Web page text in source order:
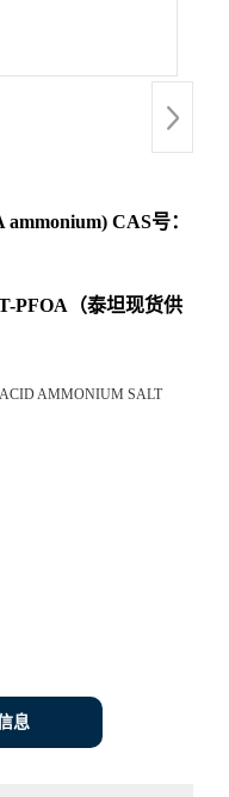
CAS号：
PFOA（泰坦现货供
AMMONIUM SALT
息